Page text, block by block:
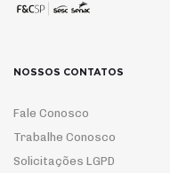
NOSSOS CONTATOS
Fale Conosco
Trabalhe Conosco
Solicitações LGPD